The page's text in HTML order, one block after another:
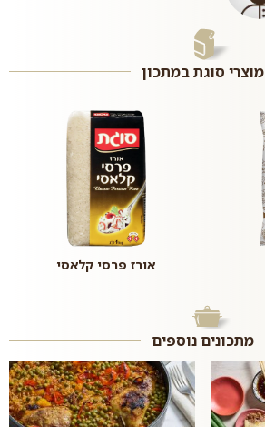
מוצרי סוגת במתכון
אורז פרסי קלאסי
מתכונים נוספים